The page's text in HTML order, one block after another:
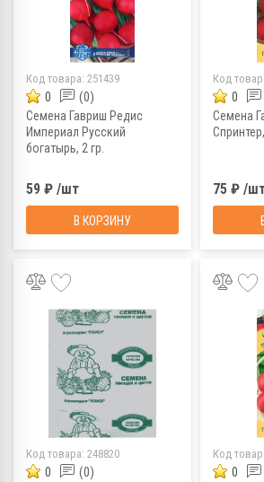
Код товара: 251439
0 (0)
Семена Гавриш Редис
Империал Русский
богатырь, 2 гр.
59 ₽ /шт
В КОРЗИНУ
Код
0
Семена
Спринтер,
75 ₽ /
Код товара: 248820
0 (0)
Код
0